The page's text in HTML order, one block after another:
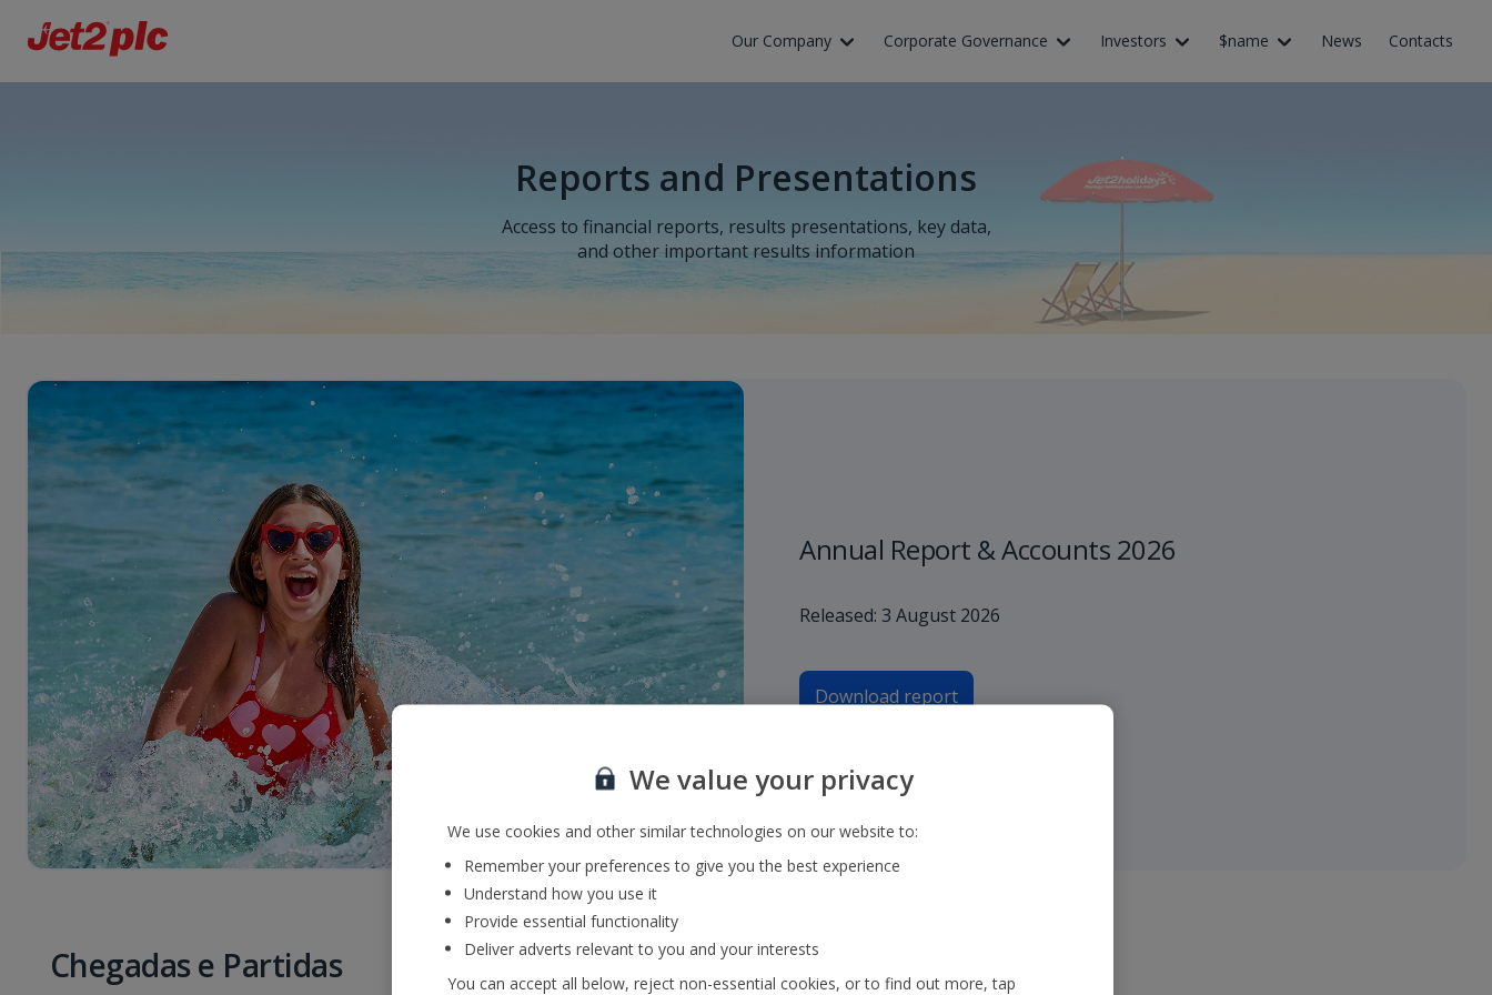
Our Company Corporate Governance Investors $name News Contacts
Reports and Presentations
Access to financial reports, results presentations, key data,
and other important results information
Annual Report & Accounts 2026
Released: 3 August 2026
Download report
Chegadas e Partidas
We value your privacy
We use cookies and other similar technologies on our website to:
Remember your preferences to give you the best experience
Understand how you use it
Provide essential functionality
Deliver adverts relevant to you and your interests
You can accept all below, reject non-essential cookies, or to find out more, tap